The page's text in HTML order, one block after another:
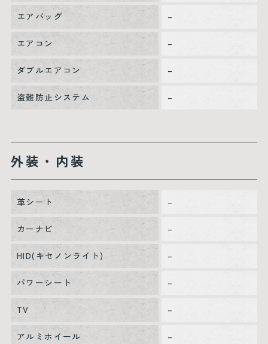
エアバッグ –
エアコン –
ダブルエアコン –
盗難防止システム –
外装・内装
革シート –
カーナビ –
HID(キセノンライト) –
パワーシート –
TV –
アルミホイール –